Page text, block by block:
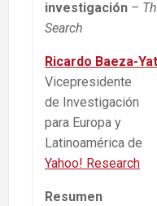
investigación –
Search
Ricardo Baeza-
Vicepresidente
de Investigación
para Europa y
Latinoamérica de
Yahoo! Research
Resumen